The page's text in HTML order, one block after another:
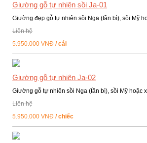
Giường gỗ tự nhiên sồi Ja-01
Giường đẹp gỗ tự nhiên sồi Nga (tần bì), sồi Mỹ
Liên hệ
5.950.000 VNĐ / cái
Giường gỗ tự nhiên Ja-02
Giường gỗ tự nhiên sồi Nga (tần bì), sồi Mỹ hoặc
Liên hệ
5.950.000 VNĐ / chiếc